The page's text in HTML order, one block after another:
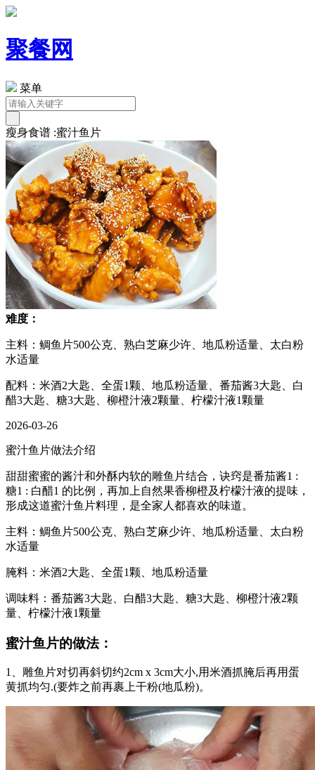
聚餐网
菜单
瘦身食谱 :蜜汁鱼片
难度：
主料：鲷鱼片500公克、熟白芝麻少许、地瓜粉适量、太白粉
水适量
配料：米酒2大匙、全蛋1颗、地瓜粉适量、番茄酱3大匙、白
醋3大匙、糖3大匙、柳橙汁液2颗量、柠檬汁液1颗量
2026-03-26
蜜汁鱼片做法介绍
甜甜蜜蜜的酱汁和外酥内软的雕鱼片结合，诀窍是番茄酱1 :
糖1 : 白醋1 的比例，再加上自然果香柳橙及柠檬汁液的提味，
形成这道蜜汁鱼片料理，是全家人都喜欢的味道。
主料：鲷鱼片500公克、熟白芝麻少许、地瓜粉适量、太白粉
水适量
腌料：米酒2大匙、全蛋1颗、地瓜粉适量
调味料：番茄酱3大匙、白醋3大匙、糖3大匙、柳橙汁液2颗
量、柠檬汁液1颗量
蜜汁鱼片的做法：
1、雕鱼片对切再斜切约2cm x 3cm大小,用米酒抓腌后再用蛋
黄抓均匀.(要炸之前再裹上干粉(地瓜粉)。